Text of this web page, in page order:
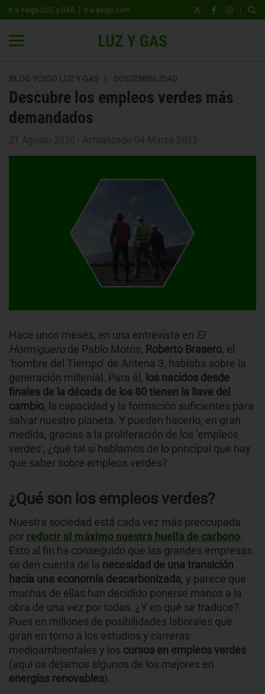
Ir a Yoigo LUZ y GAS Ir a yoigo.com |
BLOG YOIGO LUZ Y GAS SOSTENIBILIDAD
Descubre los empleos verdes más
demandados
21 Agosto 2020 - Actualizado 04 Marzo 2022
Hace unos meses, en una entrevista en El
Hormiguerode Pablo Motos, Roberto Brasero, el
‘hombre del Tiempo’ de Antena 3, hablaba sobre la
generación millenial. Para él, los nacidos desde
finales de la década de los 80 tienen la llave del
cambio, la capacidad y la formación suficientes para
salvar nuestro planeta. Y pueden hacerlo, en gran
medida, gracias a la proliferación de los ‘empleos
verdes’, ¿qué tal si hablamos de lo principal que hay
que saber sobre empleos verdes?
¿Qué son los empleos verdes?
Nuestra sociedad está cada vez más preocupada
por reducir al máximo nuestra huella de carbono.
Esto al fin ha conseguido que las grandes empresas
se den cuenta de la necesidad de una transición
hacia una economía descarbonizada, y parece que
muchas de ellas han decidido ponerse manos a la
obra de una vez por todas. ¿Y en qué se traduce?
Pues en millones de posibilidades laborales que
giran en torno a los estudios y carreras
medioambientales y los cursos en empleos verdes
(aquí os dejamos algunos de los mejores en
energías renovables).